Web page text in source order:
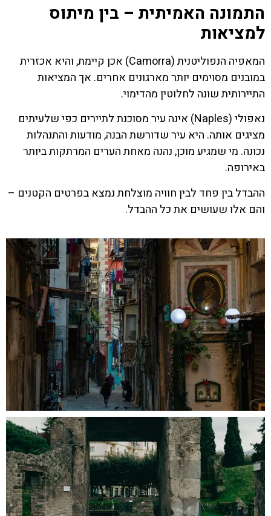
התמונה האמיתית – בין מיתוס
למציאות
המאפיה הנפוליטנית (Camorra) אכן קיימת, והיא אכזרית
במובנים מסוימים יותר מארגונים אחרים. אך המציאות
התיירותית שונה לחלוטין מהדימוי.
נאפולי (Naples) אינה עיר מסוכנת לתיירים כפי שלעיתים
מציגים אותה. היא עיר שדורשת הבנה, מודעות והתנהלות
נכונה. מי שמגיע מוכן, נהנה מאחת הערים המרתקות ביותר
באירופה.
ההבדל בין פחד לבין חוויה מוצלחת נמצא בפרטים הקטנים –
והם אלו שעושים את כל ההבדל.